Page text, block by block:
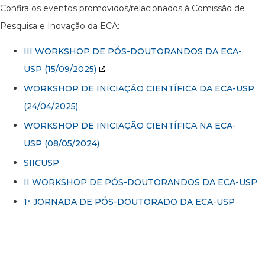
Confira os eventos promovidos/relacionados à Comissão de
Pesquisa e Inovação da ECA:
III WORKSHOP DE PÓS-DOUTORANDOS DA ECA-
USP (15/09/2025)
WORKSHOP DE INICIAÇÃO CIENTÍFICA DA ECA-USP
(24/04/2025)
WORKSHOP DE INICIAÇÃO CIENTÍFICA NA ECA-
USP (08/05/2024)
SIICUSP
II WORKSHOP DE PÓS-DOUTORANDOS DA ECA-USP
1ª JORNADA DE PÓS-DOUTORADO DA ECA-USP